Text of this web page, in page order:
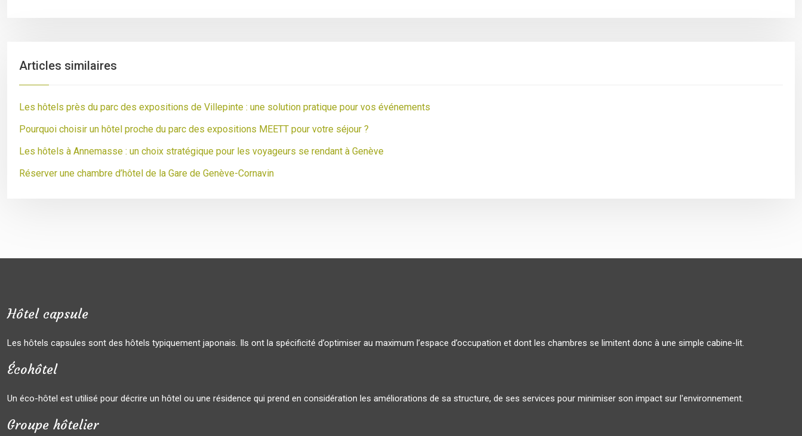
Articles similaires
Les hôtels près du parc des expositions de Villepinte : une solution pratique pour vos événements
Pourquoi choisir un hôtel proche du parc des expositions MEETT pour votre séjour ?
Les hôtels à Annemasse : un choix stratégique pour les voyageurs se rendant à Genève
Réserver une chambre d’hôtel de la Gare de Genève-Cornavin
Hôtel capsule
Les hôtels capsules sont des hôtels typiquement japonais. Ils ont la spécificité d’optimiser au maximum l’espace d’occupation et dont les chambres se limitent donc à une simple cabine-lit.
Écohôtel
Un éco-hôtel est utilisé pour décrire un hôtel ou une résidence qui prend en considération les améliorations de sa structure, de ses services pour minimiser son impact sur l'environnement.
Groupe hôtelier